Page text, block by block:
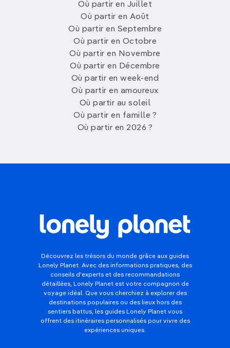
Où partir en Juillet
Où partir en Août
Où partir en Septembre
Où partir en Octobre
Où partir en Novembre
Où partir en Décembre
Où partir en week-end
Où partir en amoureux
Où partir au soleil
Où partir en famille ?
Où partir en 2026 ?
Découvrez les trésors du monde grâce aux guides
Lonely Planet. Avec des informations pratiques, des
conseils d'experts et des recommandations
détaillées, Lonely Planet est votre compagnon de
voyage idéal. Que vous cherchiez à explorer des
destinations populaires ou des lieux hors des
sentiers battus, les guides Lonely Planet vous
offrent des itinéraires personnalisés pour vivre des
expériences uniques.